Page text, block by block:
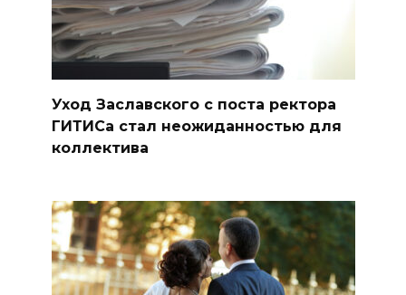
Уход Заславского с поста ректора
ГИТИСа стал неожиданностью для
коллектива